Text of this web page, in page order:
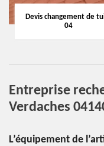
Devis changement de
04
Entreprise
Verdaches
L’équipement de